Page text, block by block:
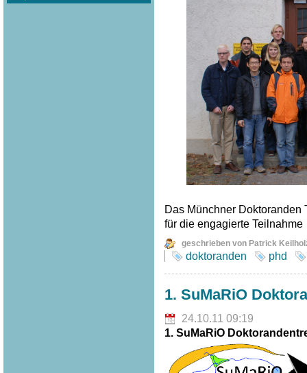
Das Münchner Doktoranden
für die engagierte Teilnahme
geschrieben von Patrick
doktoranden phd
1. SuMaRiO
24.10.11 09:19
1. SuMaRiO